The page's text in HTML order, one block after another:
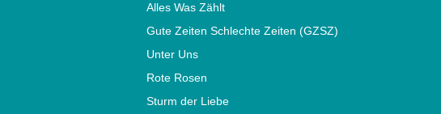
Alles Was Zählt
Gute Zeiten Schlechte Zeiten (GZSZ)
Unter Uns
Rote Rosen
Sturm der Liebe